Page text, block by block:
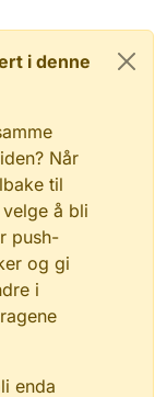
i denne
Når
til
å bli
push-
og gi
i
enda